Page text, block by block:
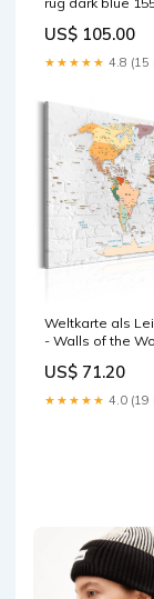
US$ 105.00
★★★★★ 4.8 (15
Weltkarte als
- Walls of the
US$ 71.20
★★★★★ 4.0 (19